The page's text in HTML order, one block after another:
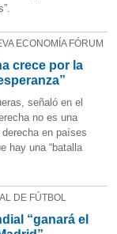
ECONOMÍA FÓRUM
crece por la
señaló en el
no es una
derecha en países
hay una “batalla
DE FÚTBOL
“ganará el